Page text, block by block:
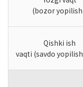
(bozor
Qishki ish
vaqti (savdo